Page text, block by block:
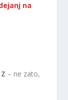
na
– ne zato,